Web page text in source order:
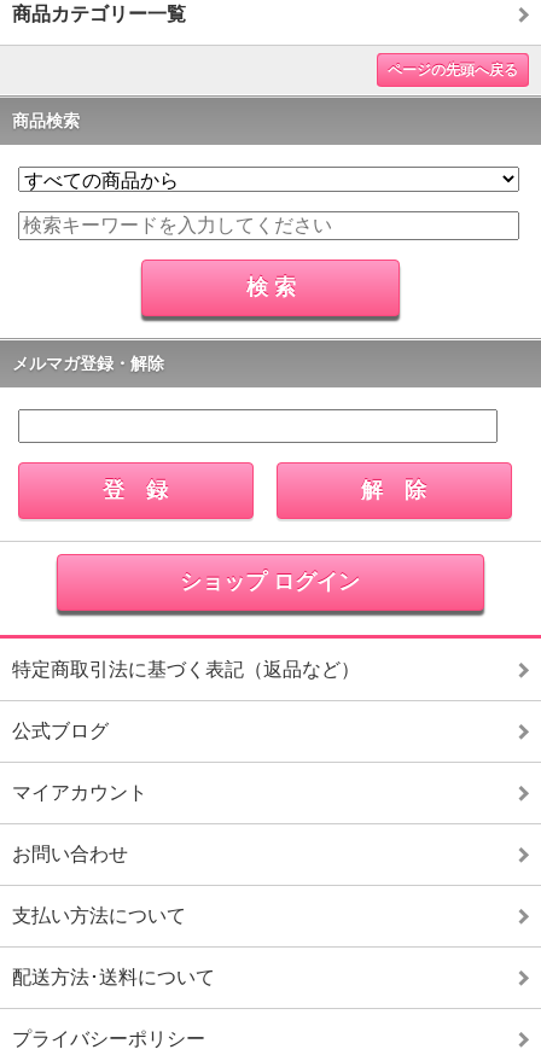
商品カテゴリー一覧
ページの先頭へ戻る
商品検索
メルマガ登録・解除
ショップ ログイン
特定商取引法に基づく表記（返品など）
公式ブログ
マイアカウント
お問い合わせ
支払い方法について
配送方法･送料について
プライバシーポリシー